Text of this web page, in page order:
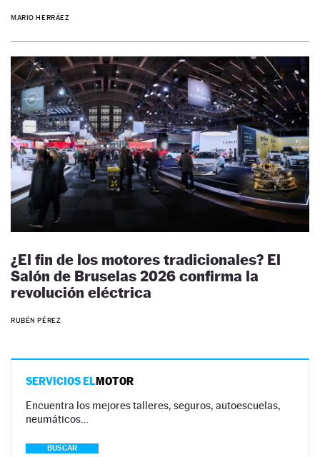
MARIO HERRÁEZ
¿El fin de los motores tradicionales? El
Salón de Bruselas 2026 confirma la
revolución eléctrica
RUBÉN PÉREZ
SERVICIOS ELMOTOR
Encuentra los mejores talleres, seguros, autoescuelas,
neumáticos…
BUSCAR